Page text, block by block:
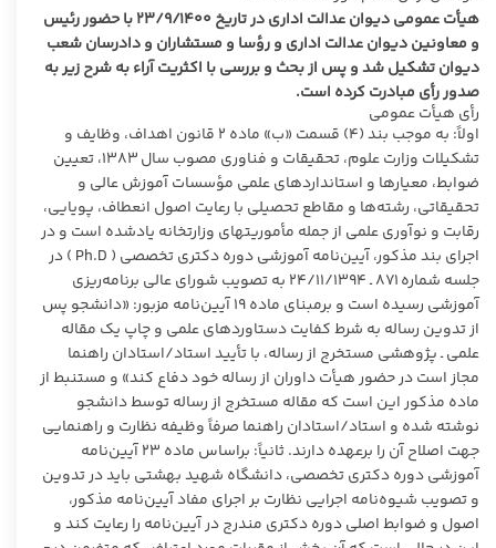
هیأت عمومی دیوان عدالت اداری در تاریخ ۲۳/۹/۱۴۰۰ با حضور رئیس
و معاونین دیوان عدالت اداری و رؤسا و مستشاران و دادرسان شعب
دیوان تشکیل شد و پس از بحث و بررسی با اکثریت آراء به شرح زیر به
صدور رأی مبادرت کرده است.
رأی هیأت عمومی
اولاً: به موجب بند (۴) قسمت «ب» ماده ۲ قانون اهداف، وظایف و
تشکیلات وزارت علوم، تحقیقات و فناوری مصوب سال ۱۳۸۳، تعیین
ضوابط، معیارها و استانداردهای علمی مؤسسات آموزش عالی و
تحقیقاتی، رشته‌ها و مقاطع تحصیلی با رعایت اصول انعطاف، پویایی،
رقابت و نوآوری علمی از جمله مأموریتهای وزارتخانه یادشده است و در
اجرای بند مذکور، آیین‌نامه آموزشی دوره دکتری تخصصی ( Ph.D ) در
جلسه شماره ۸۷۱ ـ ۲۴/۱۱/۱۳۹۴ به تصویب شورای عالی برنامه‌ریزی
آموزشی رسیده است و برمبنای ماده ۱۹ آیین‌نامه مزبور: «دانشجو پس
از تدوین رساله به شرط کفایت دستاوردهای علمی و چاپ یک مقاله
علمی ـ پژوهشی مستخرج از رساله، با تأیید استاد/استادان راهنما
مجاز است در حضور هیأت داوران از رساله خود دفاع کند» و مستنبط از
ماده مذکور این است که مقاله مستخرج از رساله توسط دانشجو
نوشته شده و استاد/استادان راهنما صرفاً وظیفه نظارت و راهنمایی
جهت اصلاح آن را برعهده دارند. ثانیاً: براساس ماده ۲۳ آیین‌نامه
آموزشی دوره دکتری تخصصی، دانشگاه شهید بهشتی باید در تدوین
و تصویب شیوه‌نامه اجرایی نظارت بر اجرای مفاد آیین‌نامه مذکور،
اصول و ضوابط اصلی دوره دکتری مندرج در آیین‌نامه را رعایت کند و